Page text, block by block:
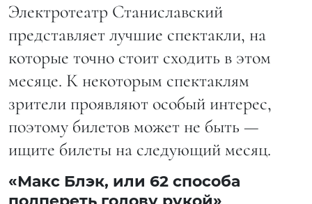
Электротеатр Станиславский
представляет лучшие спектакли, на
которые точно стоит сходить в этом
месяце. К некоторым спектаклям
зрители проявляют особый интерес,
поэтому билетов может не быть —
ищите билеты на следующий месяц.
«Макс Блэк, или 62 способа